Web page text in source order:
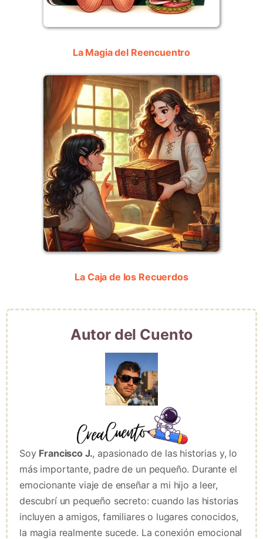
La Magia del Reencuentro
La Caja de los Recuerdos
Autor del Cuento
Soy Francisco J., apasionado de las historias y, lo
más importante, padre de un pequeño. Durante el
emocionante viaje de enseñar a mi hijo a leer,
descubrí un pequeño secreto: cuando las historias
incluyen a amigos, familiares o lugares conocidos,
la magia realmente sucede. La conexión emocional